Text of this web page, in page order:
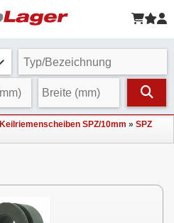
Keilriemenscheiben SPZ/10mm » SPZ